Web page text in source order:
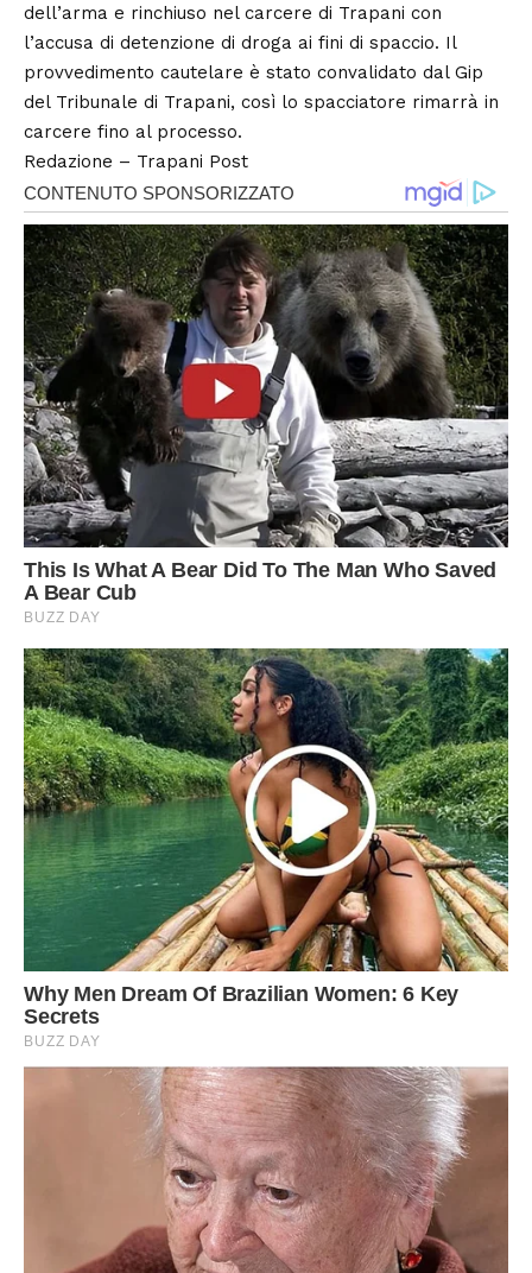
dell’arma e rinchiuso nel carcere di Trapani con
l’accusa di detenzione di droga ai fini di spaccio. Il
provvedimento cautelare è stato convalidato dal Gip
del Tribunale di Trapani, così lo spacciatore rimarrà in
carcere fino al processo.
Redazione – Trapani Post